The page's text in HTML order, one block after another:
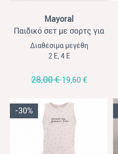
Mayoral
Παιδικό σετ με σορτς για
κορίτσια Mayora εκρού-
λιλά
Διαθέσιμα μεγέθη
2 Ε, 4 Ε
28,00 €19,60 €
-30%